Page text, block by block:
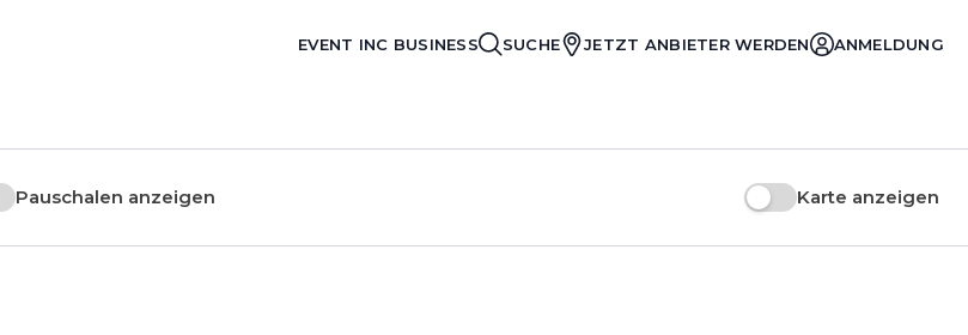
EVENT INC BUSINESS SUCHE JETZT ANBIETER WERDEN ANMELDUNG
Pauschalen anzeigen Karte anzeigen